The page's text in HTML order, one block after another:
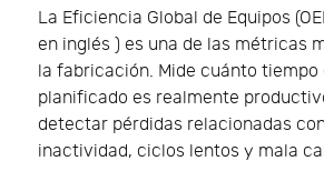
La Eficiencia Global de Equipos
en inglés ) es una de las métricas
la fabricación. Mide cuánto
planificado es realmente
detectar pérdidas relacionadas
inactividad, ciclos lentos y mala